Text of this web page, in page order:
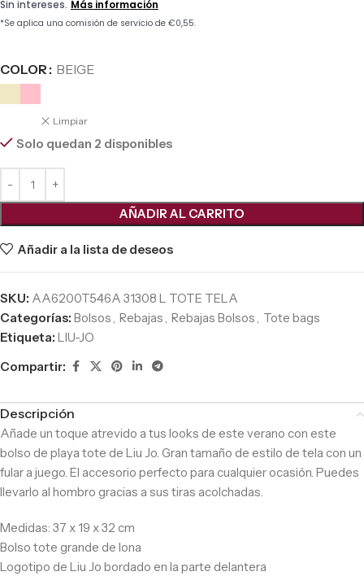
COLOR BEIGE
Limpiar
Solo quedan 2 disponibles
AÑADIR AL CARRITO
Añadir a la lista de deseos
SKU: AA6200T546A 31308 L TOTE TELA
Categorías: Bolsos, Rebajas, Rebajas Bolsos, Tote bags
Etiqueta: LIU-JO
Compartir:
Descripción
Añade un toque atrevido a tus looks de este verano con este
bolso de playa tote de Liu Jo. Gran tamaño de estilo de tela con un
fular a juego. El accesorio perfecto para cualquier ocasión. Puedes
llevarlo al hombro gracias a sus tiras acolchadas.
Medidas: 37 x 19 x 32 cm
Bolso tote grande de lona
Logotipo de Liu Jo bordado en la parte delantera